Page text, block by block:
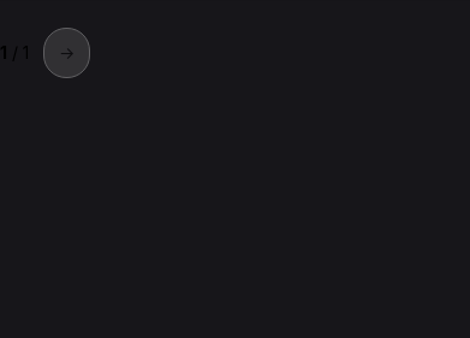
1 / 1 →